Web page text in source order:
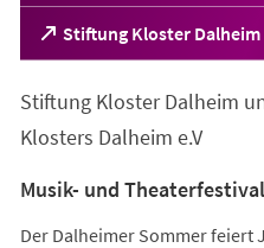
Stiftung Kloster Dalheim
(Öffnet
in
neuen
Tab)
Stiftung Kloster Dalheim
Klosters Dalheim e.V
Musik- und
Der Dalheimer Sommer feiert